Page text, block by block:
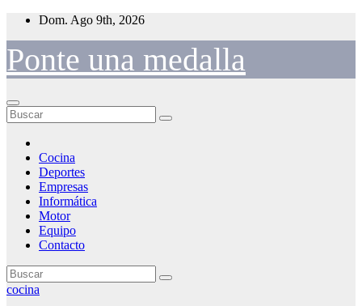
Saltar
contenido
Dom. Ago 9th, 2026
Ponte una medalla
Cocina
Deportes
Empresas
Informática
Motor
Equipo
Contacto
cocina